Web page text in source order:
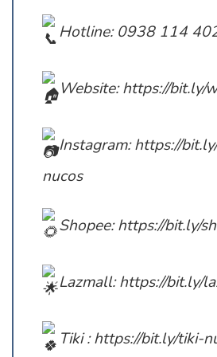
Hotline: 0938 114
Website:https://bit.ly/
Instagram:https://
nucos
Shopee:https://bit.ly/
Lazmall:https://bit.ly/
Tiki :https://bit.ly/tiki-